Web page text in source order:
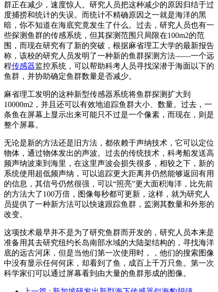
群正在减少，速度惊人。研究人员把这种减少的原因归结于过
度捕捞和统计的失误。而统计不精确原因之一就是海洋的黑
暗，你不知道在海底究竟发生了什么。过去，研究人员也有一
些探测鱼群的传感系统，但其探测范围只局限在100m2的范
围，而现在研究有了新的突破，根据麻省理工大学的最新报告
称，该校的研究人员发明了一种新的鱼群探测方法——一个远
程传感器监控系统，可以帮助科考人员寻找深潜于海面以下的
鱼群，并协助确定鱼群数量是否减少。
麻省理工发明的这种新型传感器系统将鱼群探测扩大到
10000m2，并且还可以有效地追踪鱼群大小、数量。过去，一
条鱼在屏幕上显示出来可能只不过是一个像素，而现在，则是
整个屏幕。
无论是新的方法还是旧方法，都依赖于声纳技术，它可以定位
物体，通过物体发出的声波。过去的传统技术，科考船发送高
频声纳波束到海里，在这里声波会损失很多，相较之下，新的
系统使用超低频声纳，可以追踪更大距离并仍然能够返回有用
的信息，其信号仍然很强，可以“照亮”更大面积海洋，比先前
的方法大了100万倍，图像每秒都可更新，这样，就为研究人
员提供了一种新方法可以快速跟踪鱼群，监测其数量和外形的
改变。
这项技术最早并不是为了研究鱼群而开发的，研究人员本来是
准备用其去研究纽约长岛南部水域的大陆架结构的，寻找海洋
底的远古河床，但是当他们第一次使用时，，他们的搜索图像
中没有显示任何何床，却看到了鱼，成百上千万只鱼。第一次
科学家们可以通过屏幕看到由大量的鱼群形成的图像。